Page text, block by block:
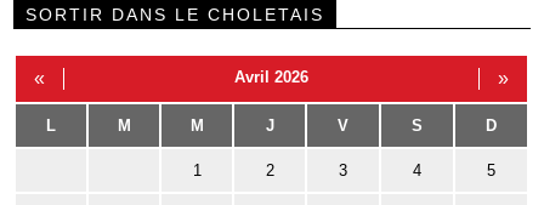
SORTIR DANS LE CHOLETAIS
« Avril 2026 »
L M M J V S D
1 2 3 4 5